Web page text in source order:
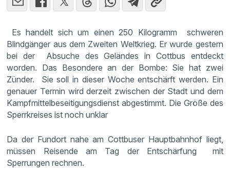
Es handelt sich um einen 250 Kilogramm schweren
Blindgänger aus dem Zweiten Weltkrieg. Er wurde gestern
bei der Absuche des Geländes in Cottbus entdeckt
worden. Das Besondere an der Bombe: Sie hat zwei
Zünder. Sie soll in dieser Woche entschärft werden. Ein
genauer Termin wird derzeit zwischen der Stadt und dem
Kampfmittelbeseitigungsdienst abgestimmt. Die Größe des
Sperrkreises ist noch unklar
Da der Fundort nahe am Cottbuser Hauptbahnhof liegt,
müssen Reisende am Tag der Entschärfung mit
Sperrungen rechnen.